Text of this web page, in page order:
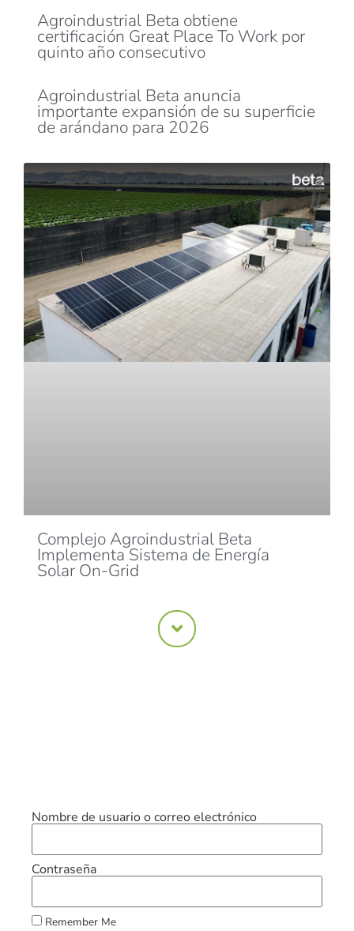
Agroindustrial Beta obtiene
certificación Great Place To Work por
quinto año consecutivo
Agroindustrial Beta anuncia
importante expansión de su superficie
de arándano para 2026
Complejo Agroindustrial Beta
Implementa Sistema de Energía
Solar On-Grid
Nombre de usuario o correo electrónico
Contraseña
Remember Me